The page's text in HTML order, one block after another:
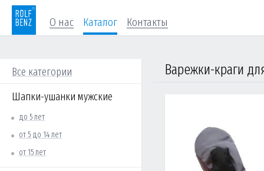
О нас Каталог Контакты
Все категории
Шапки-ушанки мужские
до 5 лет
от 5 до 14 лет
от 15 лет
Варежки-краги